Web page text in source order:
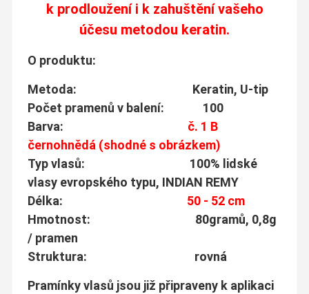
k prodloužení i k zahuštění vašeho
účesu metodou keratin.
O produktu:
Metoda: Keratin, U-tip
Počet pramenů v balení: 100
Barva: č. 1 B
černohnědá (shodné s obrázkem)
Typ vlasů: 100% lidské
vlasy evropského typu, INDIAN REMY
Délka:
50 - 52 cm
Hmotnost: 80gramů, 0,8g
/ pramen
Struktura: rovná
Pramínky vlasů jsou již připraveny k aplikaci